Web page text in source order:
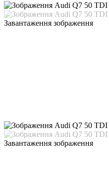
Завантаження зображення
Завантаження зображення